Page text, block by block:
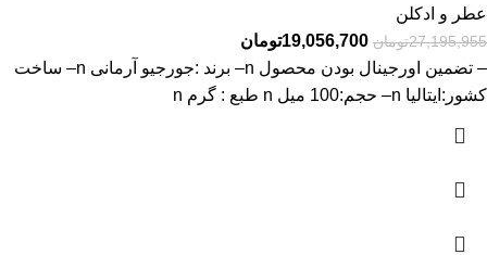
عطر و ادکلن
27,195,955تومان 19,056,700تومان
– تضمین اورجینال بودن محصول n– برند :جورجیو آرمانی n– ساخت
کشور:ایتالیا n– حجم:100 میل n طبع : گرم n